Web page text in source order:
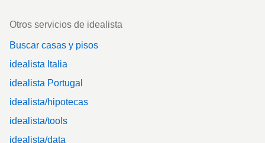
Otros servicios de idealista
Buscar casas y pisos
idealista Italia
idealista Portugal
idealista/hipotecas
idealista/tools
idealista/data